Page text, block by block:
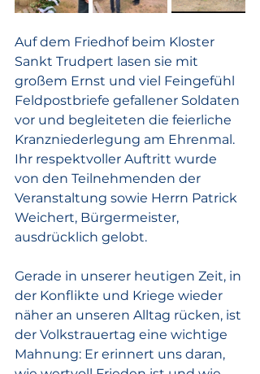
Auf dem Friedhof beim Kloster
Sankt Trudpert lasen sie mit
großem Ernst und viel Feingefühl
Feldpostbriefe gefallener Soldaten
vor und begleiteten die feierliche
Kranzniederlegung am Ehrenmal.
Ihr respektvoller Auftritt wurde
von den Teilnehmenden der
Veranstaltung sowie Herrn Patrick
Weichert, Bürgermeister,
ausdrücklich gelobt.
Gerade in unserer heutigen Zeit, in
der Konflikte und Kriege wieder
näher an unseren Alltag rücken, ist
der Volkstrauertag eine wichtige
Mahnung: Er erinnert uns daran,